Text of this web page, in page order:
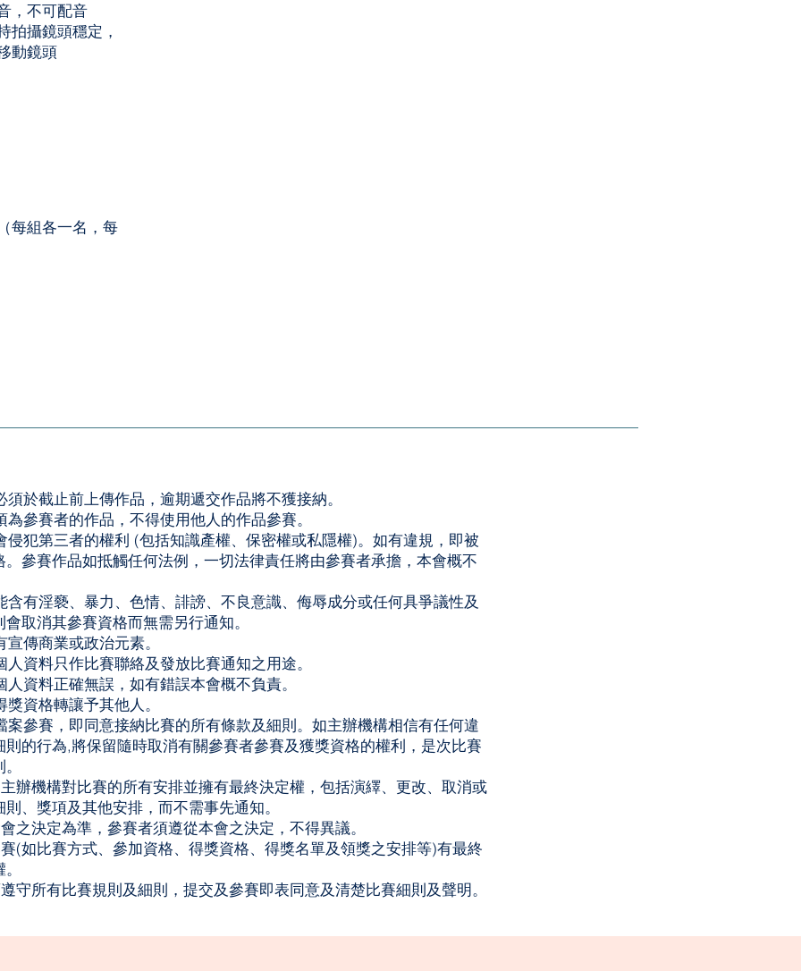
，不可配音
拍攝鏡頭穩定，
動鏡頭
每組各一名，每
須於截止前上傳作品，逾期遞交作品將不獲接納。
參賽者的作品，不得使用他人的作品參賽。
侵犯第三者的權利 (包括知識產權、保密權或私隱權)。如有違規，即被
參賽作品如抵觸任何法例，一切法律責任將由參賽者承擔，本會概不
含有淫褻、暴力、色情、誹謗、不良意識、侮辱成分或任何具爭議性及
取消其參賽資格而無需另行通知。
傳商業或政治元素。
資料只作比賽聯絡及發放比賽通知之用途。
資料正確無誤，如有錯誤本會概不負責。
資格轉讓予其他人。
案參賽，即同意接納比賽的所有條款及細則。如主辦機構相信有任何違
則的行為,將保留隨時取消有關參賽者參賽及獲獎資格的權利，是次比賽
辦機構對比賽的所有安排並擁有最終決定權，包括演繹、更改、取消或
、獎項及其他安排，而不需事先通知。
之決定為準，參賽者須遵從本會之決定，不得異議。
(如比賽方式、參加資格、得獎資格、得獎名單及領獎之安排等)有最終
守所有比賽規則及細則，提交及參賽即表同意及清楚比賽細則及聲明。